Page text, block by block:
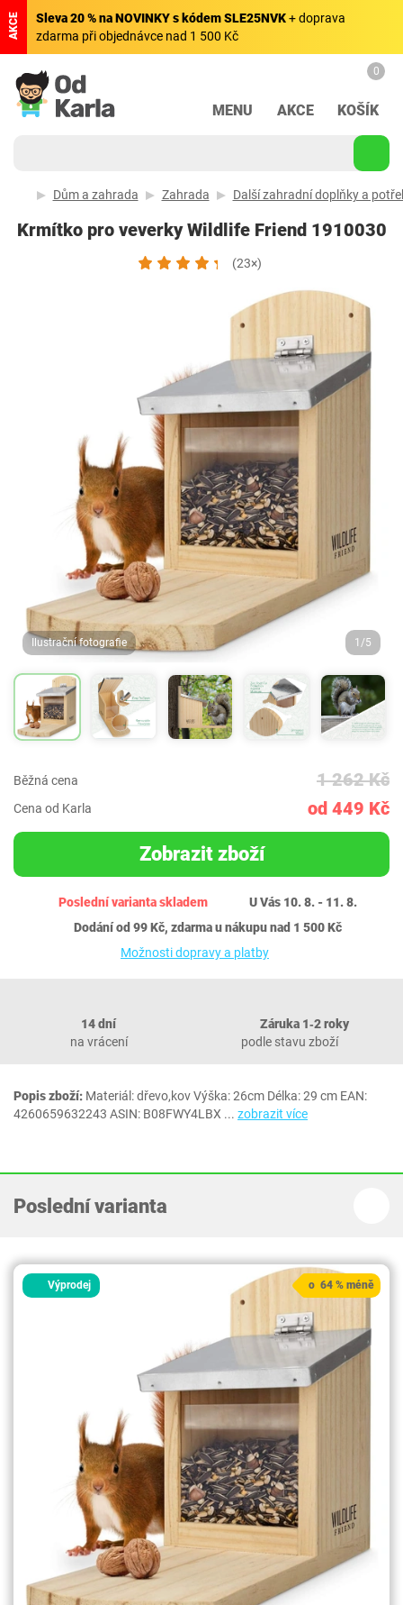
AKCE Sleva 20 % na NOVINKY s kódem SLE25NVK+ doprava
zdarma při objednávce nad 1 500 Kč
MENU AKCE
0
KOŠÍK
Dům a zahrada Zahrada Další zahradní doplňky a
Krmítko pro veverky Wildlife Friend 1910030
(23×)
Ilustrační fotografie 1/5
Běžná cena 1 262 Kč
Cena od Karla od 449 Kč
Zobrazit zboží
Poslední varianta skladem
U Vás 10. 8. - 11. 8.
Dodání od 99 Kč, zdarma u nákupu nad 1 500 Kč
Možnosti dopravy a platby
14 dní
na vrácení
Záruka 1‐2 roky
podle stavu zboží
Popis zboží: Materiál: dřevo,kov Výška: 26cm Délka: 29 cm EAN:
4260659632243 ASIN: B08FWY4LBX ... zobrazit více
Poslední varianta
Výprodej o 64 % méně